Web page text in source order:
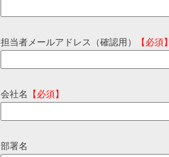
担当者メールアドレス（確認用） 【必須
会社名 【必須】
部署名